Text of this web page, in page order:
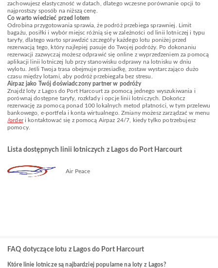
zachowujesz elastyczność w datach, dlatego wczesne porównanie opcji to
najprostszy sposób na niższą cenę.
Co warto wiedzieć przed lotem
Odrobina przygotowania sprawia, że podróż przebiega sprawniej. Limit
bagażu, posiłki i wybór miejsc różnią się w zależności od linii lotniczej i typu
taryfy, dlatego warto sprawdzić szczegóły każdego lotu poniżej przed
rezerwacją tego, który najlepiej pasuje do Twojej podróży. Po dokonaniu
rezerwacji zazwyczaj możesz odprawić się online z wyprzedzeniem za pomocą
aplikacji linii lotniczej lub przy stanowisku odprawy na lotnisku w dniu
wylotu. Jeśli Twoja trasa obejmuje przesiadkę, zostaw wystarczająco dużo
czasu między lotami, aby podróż przebiegała bez stresu.
Airpaz jako Twój doświadczony partner w podróży
Znajdź loty z Lagos do Port Harcourt za pomocą jednego wyszukiwania i
porównaj dostępne taryfy, rozkłady i opcje linii lotniczych. Dokończ
rezerwację za pomocą ponad 100 lokalnych metod płatności, w tym przelewu
bankowego, e-portfela i konta wirtualnego. Zmiany możesz zarządzać w menu
/orderi kontaktować się z pomocą Airpaz 24/7, kiedy tylko potrzebujesz
pomocy.
Lista dostępnych linii lotniczych z Lagos do Port Harcourt
Air Peace
FAQ dotyczące lotu z Lagos do Port Harcourt
Które linie lotnicze są najbardziej popularne na loty z Lagos?